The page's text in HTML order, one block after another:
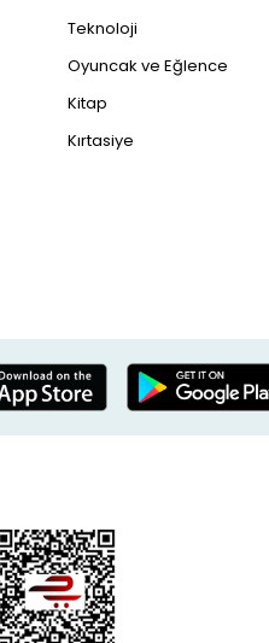
Teknoloji
Oyuncak ve Eğlence
Kitap
Kırtasiye